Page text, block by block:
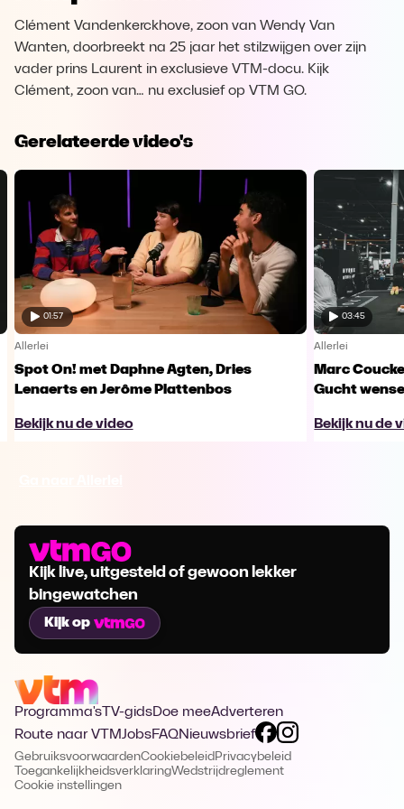
Clément Vandenkerckhove, zoon van Wendy Van
Wanten, doorbreekt na 25 jaar het stilzwijgen over zijn
vader prins Laurent in exclusieve VTM-docu. Kijk
Clément, zoon van… nu exclusief op VTM GO.
Gerelateerde video's
01:57
Allerlei
Spot On! met Daphne Agten, Dries
Lenaerts en Jerôme Plattenbos
Bekijk nu de video
03:45
Allerlei
Marc
Gucht
Bekijk nu de
Kijk live, uitgesteld of gewoon lekker
bingewatchen
Kijk op
Programma's TV-gidsDoe meeAdverteren
Route naar VTMJobsFAQNieuwsbrief
GebruiksvoorwaardenCookiebeleid Privacybeleid
ToegankelijkheidsverklaringWedstrijdreglement
Cookie instellingen